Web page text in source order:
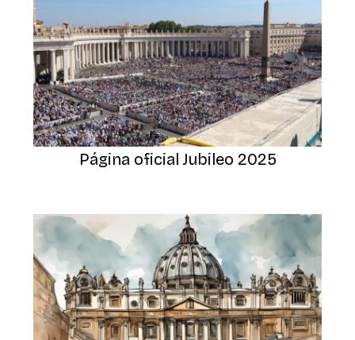
Página oficial Jubileo 2025